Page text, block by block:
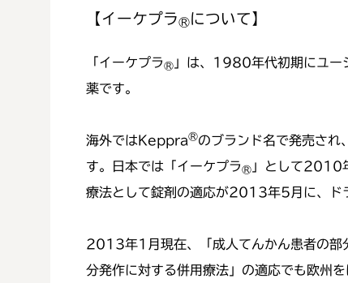
【イーケプラ®について】
「イーケプラ® 」は、1980年代初期にユー
薬です。
海外ではKeppra®のブランド名で発売さ
す。日本では「イーケプラ® 」として2010
療法として錠剤の適応が2013年5月に、ド
2013年1月現在、「成人てんかん患者の部
分発作に対する併用療法」の適応でも欧州